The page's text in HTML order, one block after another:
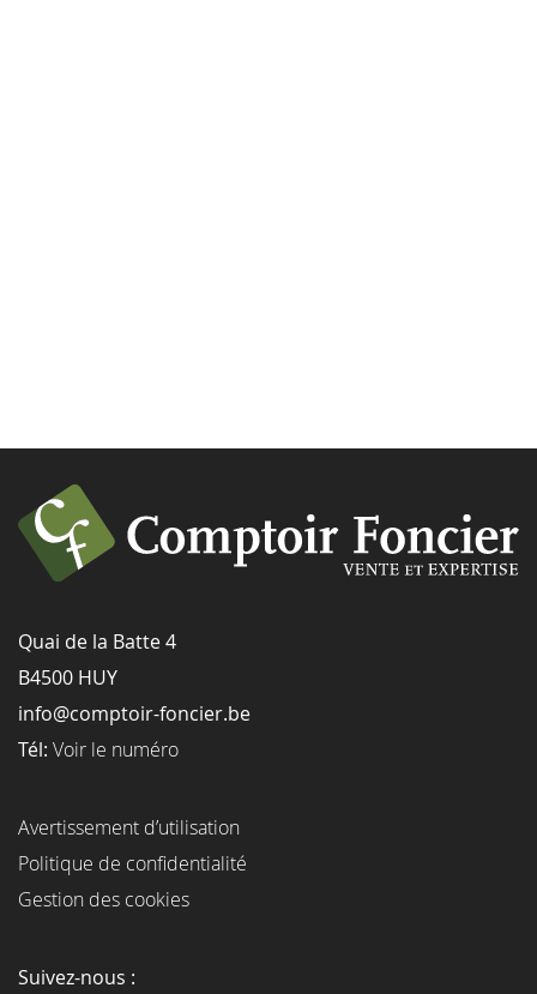
Quai de la Batte 4
B4500 HUY
info@comptoir-foncier.be
Tél: Voir le numéro
Avertissement d’utilisation
Politique de confidentialité
Gestion des cookies
Suivez-nous :